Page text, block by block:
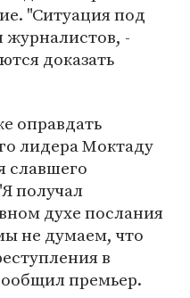
"Ситуация под
журналистов, -
доказать
оправдать
лидера Моктаду
славшего
получал
духе послания
не думаем, что
в
премьер.